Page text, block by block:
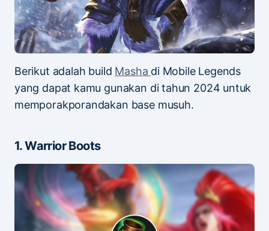
Berikut adalah build Masha di Mobile Legends
yang dapat kamu gunakan di tahun 2024 untuk
memporakporandakan base musuh.
1. Warrior Boots